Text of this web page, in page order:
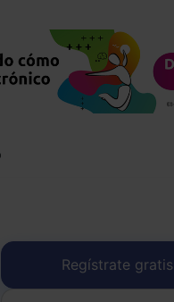
Regístrate gratis